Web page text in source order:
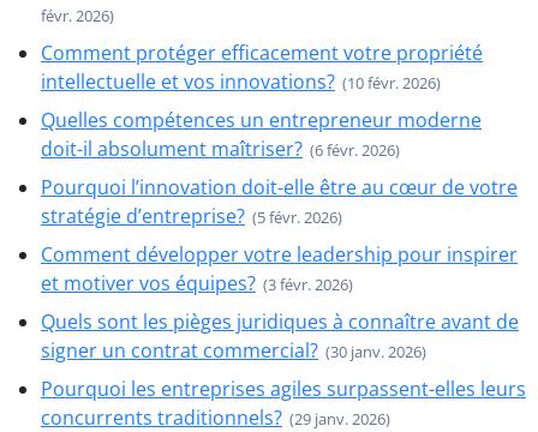
févr. 2026)
Comment protéger efficacement votre propriété
intellectuelle et vos innovations? (10 févr. 2026)
Quelles compétences un entrepreneur moderne
doit-il absolument maîtriser? (6 févr. 2026)
Pourquoi l’innovation doit-elle être au cœur de votre
stratégie d’entreprise? (5 févr. 2026)
Comment développer votre leadership pour inspirer
et motiver vos équipes? (3 févr. 2026)
Quels sont les pièges juridiques à connaître avant de
signer un contrat commercial? (30 janv. 2026)
Pourquoi les entreprises agiles surpassent-elles leurs
concurrents traditionnels? (29 janv. 2026)